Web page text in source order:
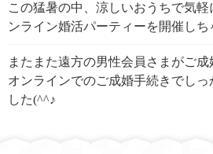
この猛暑の中、涼しいおうちで気
ンライン婚活パーティーを開催しち
またまた遠方の男性会員さまがご
オンラインでのご成婚手続きでしっ
した(^^♪